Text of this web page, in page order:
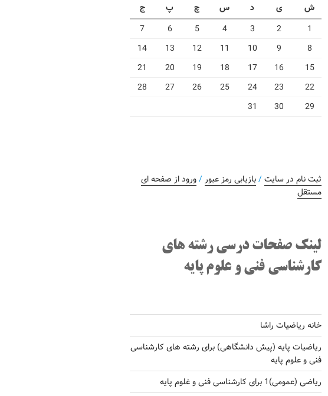
ش
ی د س چ پ
ج
1
2
3
4
5
6
7
8
9
10
11
12
13
14
15
16
17
18
19
20
21
22
23
24
25
26
27
28
29
30
31
ثبت نام در سایت/بازیابی رمز عبور /ورود از صفحه ای
مستقل
لینک صفحات درسی رشته های
کارشناسی فنی و علوم پایه
خانه ریاضیات راشا
ریاضیات پایه (پیش دانشگاهی) برای رشته های کارشناسی
فنی و علوم پایه
ریاضی (عمومی)1 برای کارشناسی فنی و غلوم پایه